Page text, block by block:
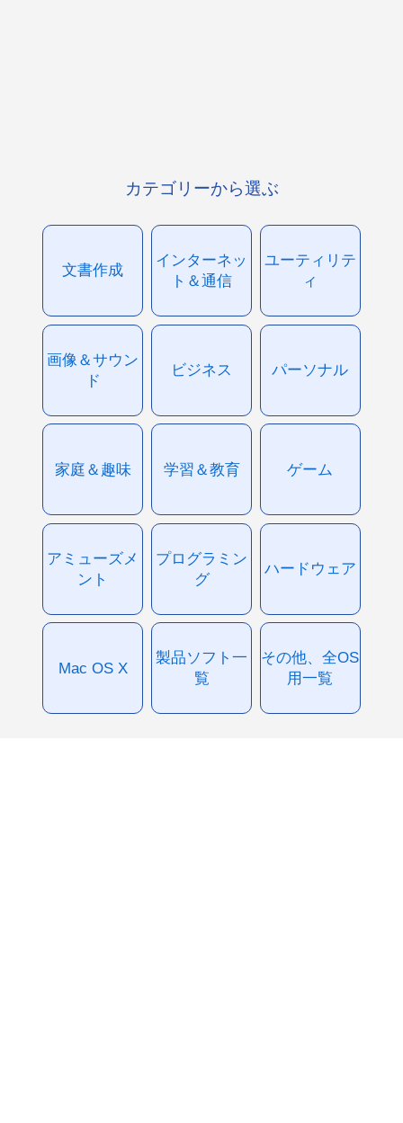
カテゴリーから選ぶ
文書作成
インターネッ
ト＆通信
ユーティリテ
ィ
画像＆サウン
ド
ビジネス パーソナル
家庭＆趣味 学習＆教育 ゲーム
アミューズメ
ント
プログラミン
グ
ハードウェア
Mac OS X
製品ソフト一
覧
その他、全OS
用一覧